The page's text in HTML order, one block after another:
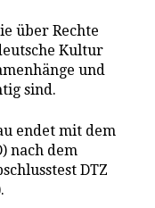
über Rechte
Kultur
und
sind.
endet mit dem
nach dem
DTZ